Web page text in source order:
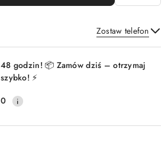
Zostaw telefon
Wyślij
48 godzin! 📦 Zamów dziś – otrzymaj
szybko! ⚡
0